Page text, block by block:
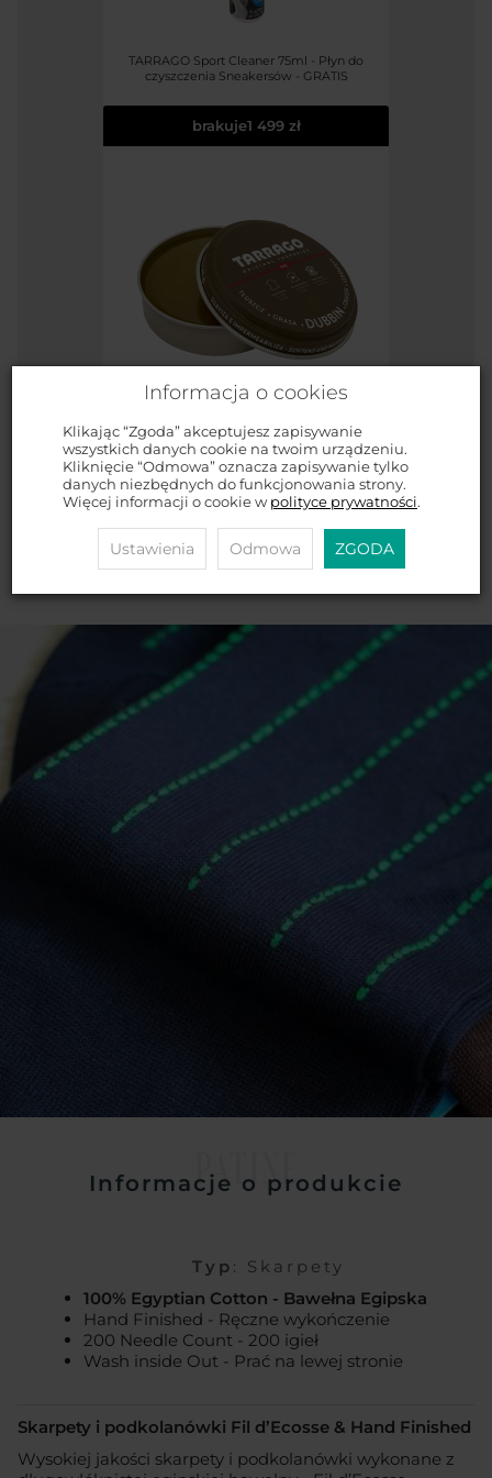
TARRAGO Sport Cleaner 75ml - Płyn do
czyszczenia Sneakersów - GRATIS
brakuje1 499 zł
TARRAGO Dubbin 50ml #00 INCOLORO /
BEZBARWNY tłuszcz do skór - GRATIS
1 699 zł
PATINE
Informacje o produkcie
Typ : Skarpety
100% Egyptian Cotton - Bawełna Egipska
Hand Finished - Ręczne wykończenie
200 Needle Count - 200 igieł
Wash inside Out - Prać na lewej stronie
Skarpety i podkolanówki Fil d’Ecosse & Hand Finished
Wysokiej jakości skarpety i podkolanówki wykonane z
Informacja o cookies
Klikając “Zgoda” akceptujesz zapisywanie
wszystkich danych cookie na twoim urządzeniu.
Kliknięcie “Odmowa” oznacza zapisywanie tylko
danych niezbędnych do funkcjonowania strony.
Więcej informacji o cookie w polityce prywatności.
Ustawienia Odmowa ZGODA